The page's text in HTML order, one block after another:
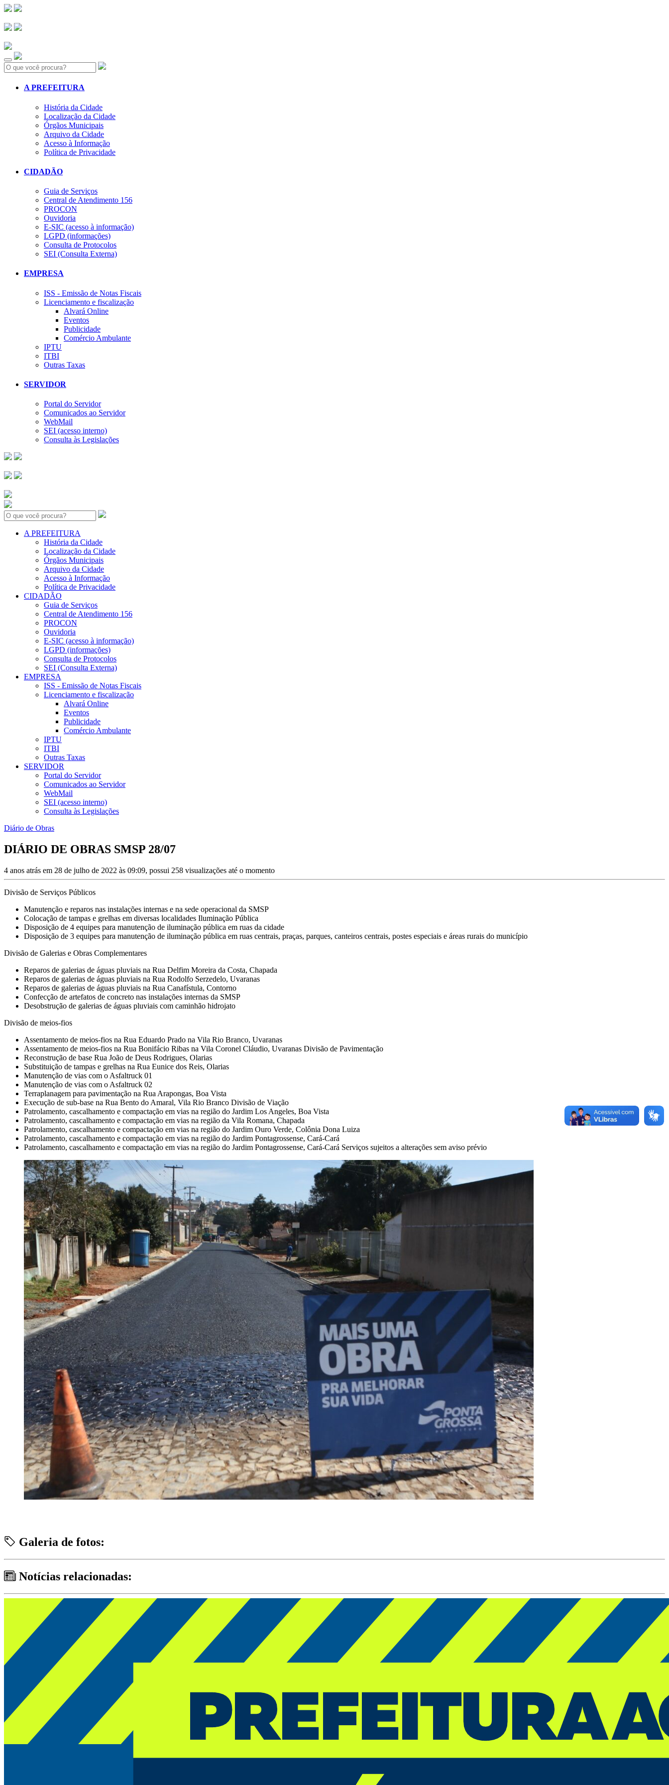
Search:
A PREFEITURA
História da Cidade
Localização da Cidade
Órgãos Municipais
Arquivo da Cidade
Acesso à Informação
Política de Privacidade
CIDADÃO
Guia de Serviços
Central de Atendimento 156
PROCON
Ouvidoria
E-SIC (acesso à informação)
LGPD (informações)
Consulta de Protocolos
SEI (Consulta Externa)
EMPRESA
ISS - Emissão de Notas Fiscais
Licenciamento e fiscalização
Alvará Online
Eventos
Publicidade
Comércio Ambulante
IPTU
ITBI
Outras Taxas
SERVIDOR
Portal do Servidor
Comunicados ao Servidor
WebMail
SEI (acesso interno)
Consulta às Legislações
Search:
A PREFEITURA
História da Cidade
Localização da Cidade
Órgãos Municipais
Arquivo da Cidade
Acesso à Informação
Política de Privacidade
CIDADÃO
Guia de Serviços
Central de Atendimento 156
PROCON
Ouvidoria
E-SIC (acesso à informação)
LGPD (informações)
Consulta de Protocolos
SEI (Consulta Externa)
EMPRESA
ISS - Emissão de Notas Fiscais
Licenciamento e fiscalização
Alvará Online
Eventos
Publicidade
Comércio Ambulante
IPTU
ITBI
Outras Taxas
SERVIDOR
Portal do Servidor
Comunicados ao Servidor
WebMail
SEI (acesso interno)
Consulta às Legislações
Diário de Obras
DIÁRIO DE OBRAS SMSP 28/07
4 anos atrás em 28 de julho de 2022 às 09:09, possui 258 visualizações até o momento
Divisão de Serviços Públicos
Manutenção e reparos nas instalações internas e na sede operacional da SMSP
Colocação de tampas e grelhas em diversas localidades Iluminação Pública
Disposição de 4 equipes para manutenção de iluminação pública em ruas da cidade
Disposição de 3 equipes para manutenção de iluminação pública em ruas centrais, praças, parques, canteiros centrais, postes especiais e áreas rurais do município
Divisão de Galerias e Obras Complementares
Reparos de galerias de águas pluviais na Rua Delfim Moreira da Costa, Chapada
Reparos de galerias de águas pluviais na Rua Rodolfo Serzedelo, Uvaranas
Reparos de galerias de águas pluviais na Rua Canafístula, Contorno
Confecção de artefatos de concreto nas instalações internas da SMSP
Desobstrução de galerias de águas pluviais com caminhão hidrojato
Divisão de meios-fios
Assentamento de meios-fios na Rua Eduardo Prado na Vila Rio Branco, Uvaranas
Assentamento de meios-fios na Rua Bonifácio Ribas na Vila Coronel Cláudio, Uvaranas Divisão de Pavimentação
Reconstrução de base Rua João de Deus Rodrigues, Olarias
Substituição de tampas e grelhas na Rua Eunice dos Reis, Olarias
Manutenção de vias com o Asfaltruck 01
Manutenção de vias com o Asfaltruck 02
Terraplanagem para pavimentação na Rua Arapongas, Boa Vista
Execução de sub-base na Rua Bento do Amaral, Vila Rio Branco Divisão de Viação
Patrolamento, cascalhamento e compactação em vias na região do Jardim Los Angeles, Boa Vista
Patrolamento, cascalhamento e compactação em vias na região da Vila Romana, Chapada
Patrolamento, cascalhamento e compactação em vias na região do Jardim Ouro Verde, Colônia Dona Luiza
Patrolamento, cascalhamento e compactação em vias na região do Jardim Pontagrossense, Cará-Cará
Patrolamento, cascalhamento e compactação em vias na região do Jardim Pontagrossense, Cará-Cará Serviços sujeitos a alterações sem aviso prévio
Galeria de fotos:
Notícias relacionadas: